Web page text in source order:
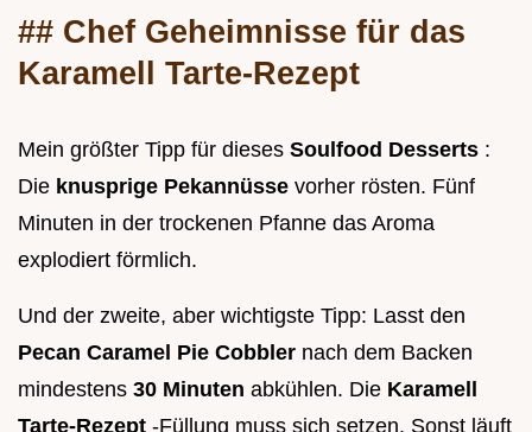
## Chef Geheimnisse für das
Karamell Tarte-Rezept
Mein größter Tipp für dieses Soulfood Desserts :
Die knusprige Pekannüsse vorher rösten. Fünf
Minuten in der trockenen Pfanne das Aroma
explodiert förmlich.
Und der zweite, aber wichtigste Tipp: Lasst den
Pecan Caramel Pie Cobbler nach dem Backen
mindestens 30 Minuten abkühlen. Die Karamell
Tarte-Rezept -Füllung muss sich setzen. Sonst läuft